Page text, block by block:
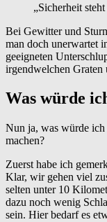
„Sicherheit
Bei Gewitter und
man doch unerwartet
geeigneten
irgendwelchen Graten
Was würde
Nun ja, was würde ich
machen?
Zuerst habe ich
Klar, wir gehen viel
selten unter 10
dazu noch wenig
sein. Hier bedarf es